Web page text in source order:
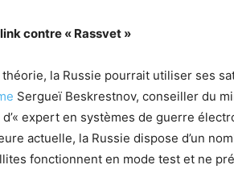
contre « Rassvet »
théorie, la Russie pourrait utiliser ses
Sergueï Beskrestnov, conseiller du
d’« expert en systèmes de guerre
actuelle, la Russie dispose d’un
fonctionnent en mode test et ne